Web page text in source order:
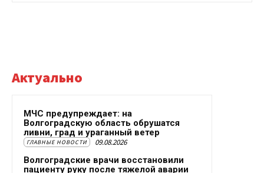
Актуально
МЧС предупреждает: на
Волгоградскую область обрушатся
ливни, град и ураганный ветер
ГЛАВНЫЕ НОВОСТИ 09.08.2026
Волгоградские врачи восстановили
пациенту руку после тяжелой аварии